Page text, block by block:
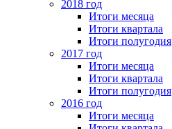
2018 год
Итоги месяца
Итоги квартала
Итоги полугодия
2017 год
Итоги месяца
Итоги квартала
Итоги полугодия
2016 год
Итоги месяца